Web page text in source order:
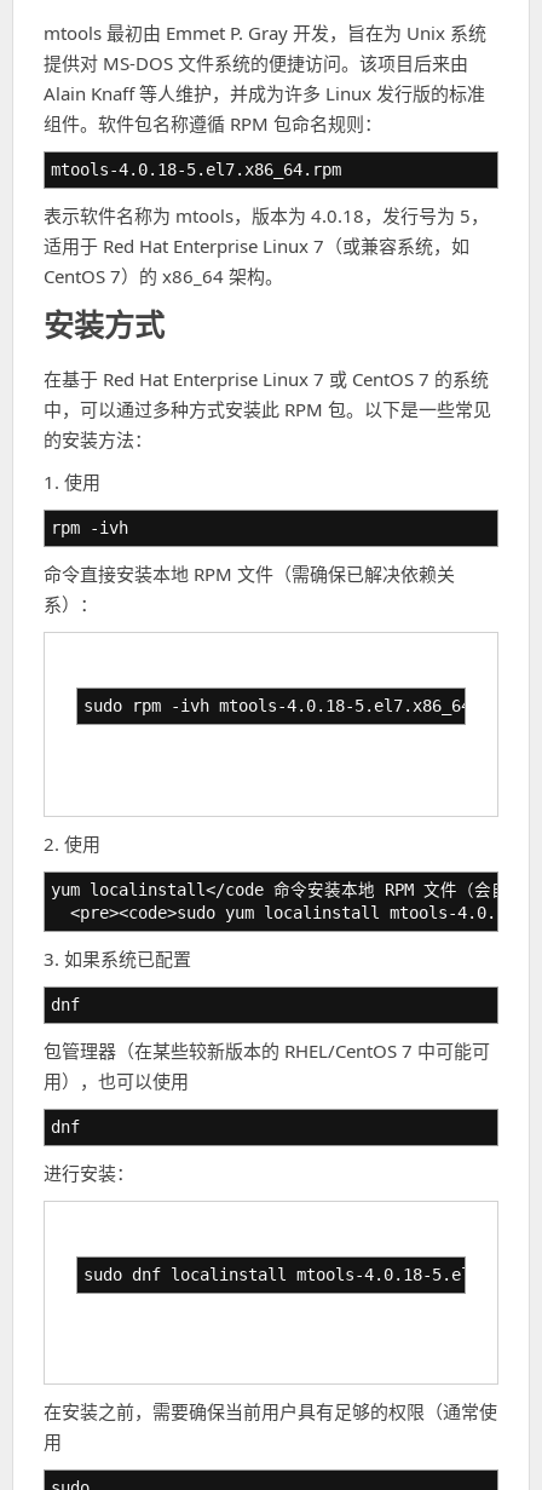
mtools 最初由 Emmet P. Gray 开发，旨在为 Unix 系统
提供对 MS-DOS 文件系统的便捷访问。该项目后来由
Alain Knaff 等人维护，并成为许多 Linux 发行版的标准
组件。软件包名称遵循 RPM 包命名规则：
mtools-4.0.18-5.el7.x86_64.rpm
表示软件名称为 mtools，版本为 4.0.18，发行号为 5，
适用于 Red Hat Enterprise Linux 7（或兼容系统，如
CentOS 7）的 x86_64 架构。
安装方式
在基于 Red Hat Enterprise Linux 7 或 CentOS 7 的系统
中，可以通过多种方式安装此 RPM 包。以下是一些常见
的安装方法：
1. 使用
rpm -ivh
命令直接安装本地 RPM 文件（需确保已解决依赖关
系）：
sudo rpm -ivh mtools-4.0.18-5.el7.x86_64.rpm
2. 使用
yum localinstall</code 命令安装本地 RPM 文件（会自动尝
<pre><code>sudo yum localinstall mtools-4.0.18-
3. 如果系统已配置
dnf
包管理器（在某些较新版本的 RHEL/CentOS 7 中可能可
用），也可以使用
dnf
进行安装：
sudo dnf localinstall mtools-4.0.18-
在安装之前，需要确保当前用户具有足够的权限（通常使
用